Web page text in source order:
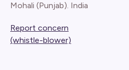
Mohali (Punjab). India
Report concern
(whistle-blower)